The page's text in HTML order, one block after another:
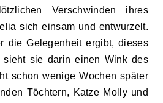
Verschwinden ihres
sich einsam und entwurzelt.
die Gelegenheit ergibt, dieses
sieht sie darin einen Wink des
schon wenige Wochen später
Töchtern, Katze Molly und